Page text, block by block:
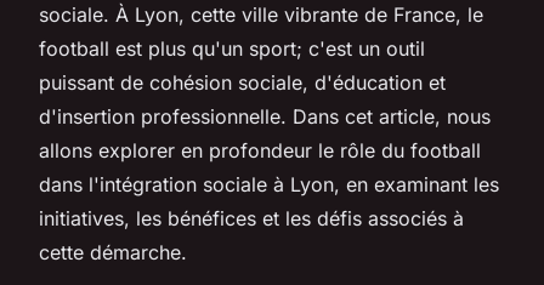
sociale. À Lyon, cette ville vibrante de France, le
football est plus qu'un sport; c'est un outil
puissant de cohésion sociale, d'éducation et
d'insertion professionnelle. Dans cet article, nous
allons explorer en profondeur le rôle du football
dans l'intégration sociale à Lyon, en examinant les
initiatives, les bénéfices et les défis associés à
cette démarche.